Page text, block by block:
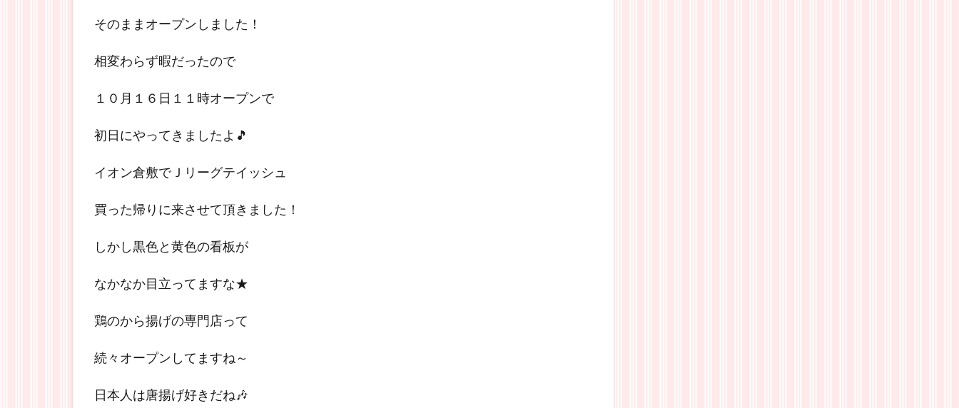
そのままオープンしました！
相変わらず暇だったので
１０月１６日１１時オープンで
初日にやってきましたよ🎵
イオン倉敷でＪリーグテイッシュ
買った帰りに来させて頂きました！
しかし黒色と黄色の看板が
なかなか目立ってますな★
鶏のから揚げの専門店って
続々オープンしてますね～
日本人は唐揚げ好きだね🎶